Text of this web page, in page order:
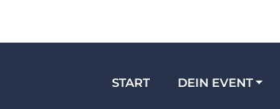
START DEIN EVENT